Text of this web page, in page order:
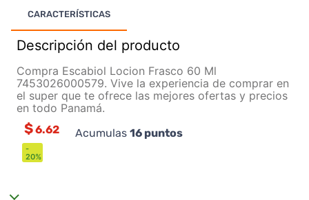
CARACTERÍSTICAS
Descripción del producto
Compra Escabiol Locion Frasco 60 Ml
7453026000579. Vive la experiencia de comprar en
el super que te ofrece las mejores ofertas y precios
en todo Panamá.
-
20%
$6.62 Acumulas 16puntos